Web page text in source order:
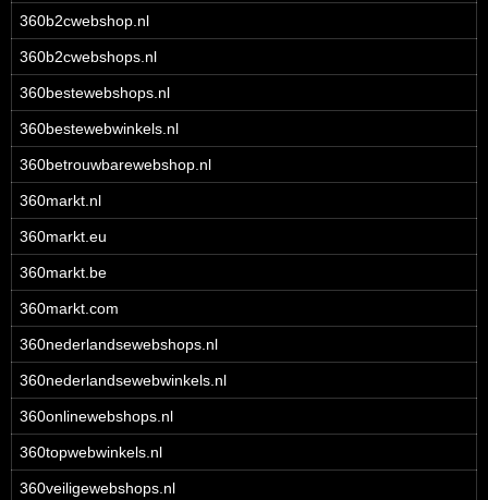
360b2cwebshop.nl
360b2cwebshops.nl
360bestewebshops.nl
360bestewebwinkels.nl
360betrouwbarewebshop.nl
360markt.nl
360markt.eu
360markt.be
360markt.com
360nederlandsewebshops.nl
360nederlandsewebwinkels.nl
360onlinewebshops.nl
360topwebwinkels.nl
360veiligewebshops.nl